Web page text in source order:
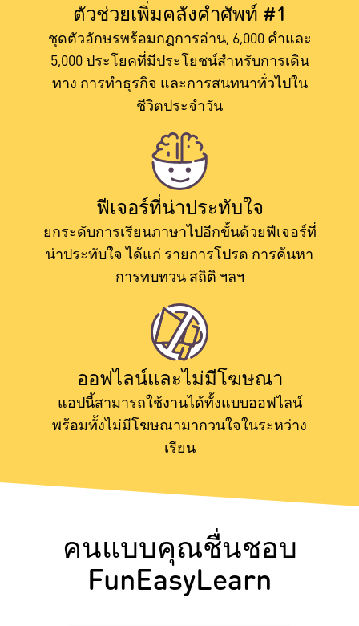
ตัวช่วยเพิ่มคลังคำศัพท์ #1
ชุดตัวอักษรพร้อมกฎการอ่าน, 6,000 คำและ
5,000 ประโยคที่มีประโยชน์สำหรับการเดิน
ทาง การทำธุรกิจ และการสนทนาทั่วไปใน
ชีวิตประจำวัน
ฟีเจอร์ที่น่าประทับใจ
ยกระดับการเรียนภาษาไปอีกขั้นด้วยฟีเจอร์ที่
น่าประทับใจ ได้แก่ รายการโปรด การค้นหา
การทบทวน สถิติ ฯลฯ
ออฟไลน์และไม่มีโฆษณา
แอปนี้สามารถใช้งานได้ทั้งแบบออฟไลน์
พร้อมทั้งไม่มีโฆษณามากวนใจในระหว่าง
เรียน
คนแบบคุณชื่นชอบ
FunEasyLearn